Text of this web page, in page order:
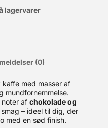
lagervarer
(0)
kaffe med masser af
mundfornemmelse.
noter af chokolade og
– ideel til dig, der
med en sød finish.